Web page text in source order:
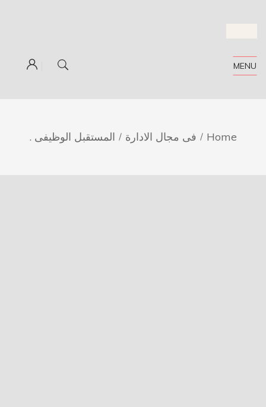
MENU
Home فى مجال الادارة المستقبل الوظيفى .